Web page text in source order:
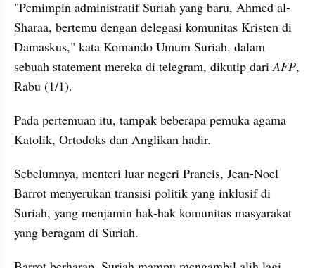
"Pemimpin administratif Suriah yang baru, Ahmed al-
Sharaa, bertemu dengan delegasi komunitas Kristen di
Damaskus," kata Komando Umum Suriah, dalam
sebuah statement mereka di telegram, dikutip dari AFP,
Rabu (1/1).
Pada pertemuan itu, tampak beberapa pemuka agama
Katolik, Ortodoks dan Anglikan hadir.
Sebelumnya, menteri luar negeri Prancis, Jean-Noel
Barrot menyerukan transisi politik yang inklusif di
Suriah, yang menjamin hak-hak komunitas masyarakat
yang beragam di Suriah.